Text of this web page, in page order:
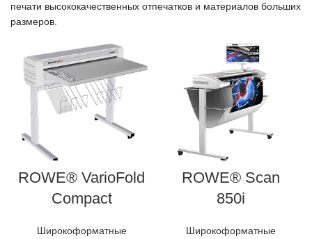
печати высококачественных отпечатков и материалов больших
размеров.
ROWE® VarioFold
Compact
Широкоформатные
ROWE® Scan
850i
Широкоформатные